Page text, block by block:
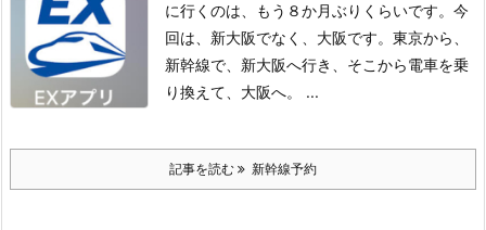
に行くのは、もう８か月ぶりくらいです。 今
回は、新大阪でなく、大阪です。 東京から、
新幹線で、新大阪へ行き、そこから電車を乗
り換えて、大阪へ。
...
記事を読む 新幹線予約